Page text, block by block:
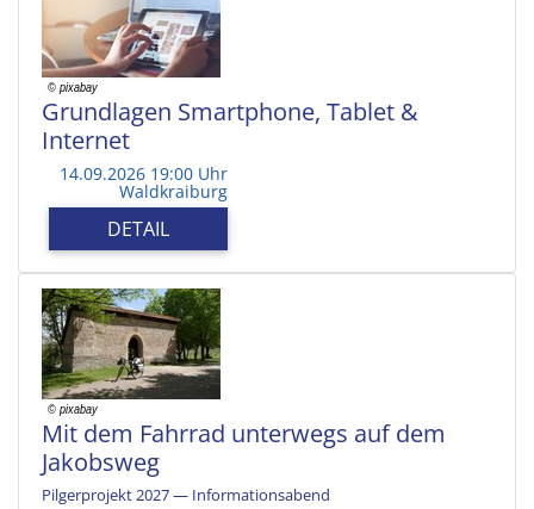
Grundlagen Smartphone, Tablet &
Internet
14.09.2026 19:00 Uhr
Waldkraiburg
DETAIL
Mit dem Fahrrad unterwegs auf dem
Jakobsweg
Pilgerprojekt 2027 — Informationsabend